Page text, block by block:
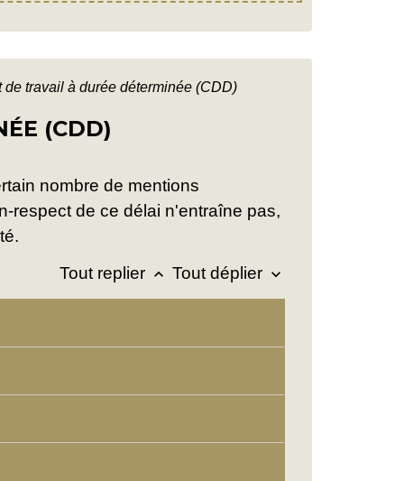
travail à durée déterminée (CDD)
(CDD)
nombre de mentions
respect de ce délai n'entraîne pas,
Tout replier keyboard_arrow_up Tout déplier keyboard_arrow_down